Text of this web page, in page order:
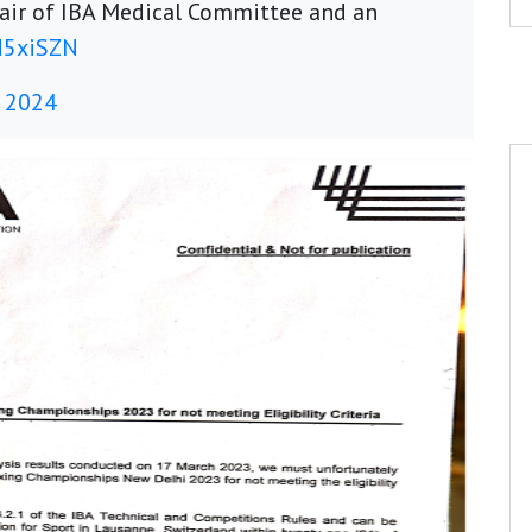
of IBA Medical Committee and an